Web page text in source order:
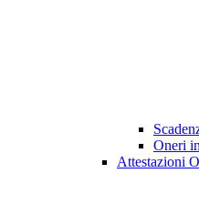
Oneri
Attestazioni